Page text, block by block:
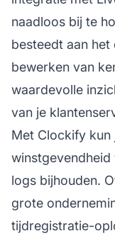
naadloos bij te
besteedt aan
bewerken van
waardevolle
van je
Met Clockify
logs bijhouden.
grote
tijdregistratie-